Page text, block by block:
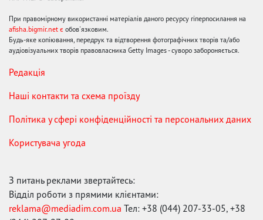
При правомірному використанні матеріалів даного ресурсу гіперпосилання на
afisha.bigmir.net є обов'язковим.
Будь-яке копіювання, передрук та відтворення фотографічних творів та/або
аудіовізуальних творів правовласника Getty Images - суворо забороняється.
Редакція
Наші контакти та схема проїзду
Політика у сфері конфіденційності та персональних даних
Користувача угода
З питань реклами звертайтесь:
Відділ роботи з прямими клієнтами:
reklama@mediadim.com.ua Тел: +38 (044) 207-33-05, +38